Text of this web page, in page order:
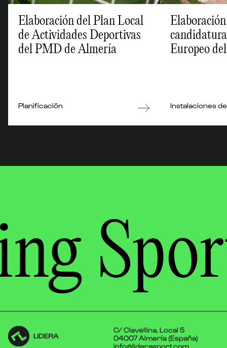
Elaboración del Plan Local
de Actividades Deportivas
del PMD de Almería
Planificación
Europeo
Instalaciones
C/ Clavellina, Local 5
04007 Almería (España)
info@liderasport.com